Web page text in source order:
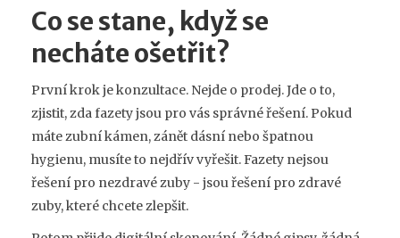
Co se stane, když se
necháte ošetřit?
První krok je konzultace. Nejde o prodej. Jde o to,
zjistit, zda fazety jsou pro vás správné řešení. Pokud
máte zubní kámen, zánět dásní nebo špatnou
hygienu, musíte to nejdřív vyřešit. Fazety nejsou
řešení pro nezdravé zuby - jsou řešení pro zdravé
zuby, které chcete zlepšit.